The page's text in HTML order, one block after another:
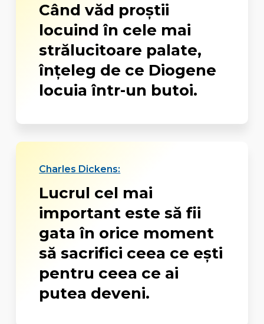
Când văd proștii
locuind în cele mai
strălucitoare palate,
înțeleg de ce Diogene
locuia într-un butoi.
Charles Dickens:
Lucrul cel mai
important este să fii
gata în orice moment
să sacrifici ceea ce eşti
pentru ceea ce ai
putea deveni.